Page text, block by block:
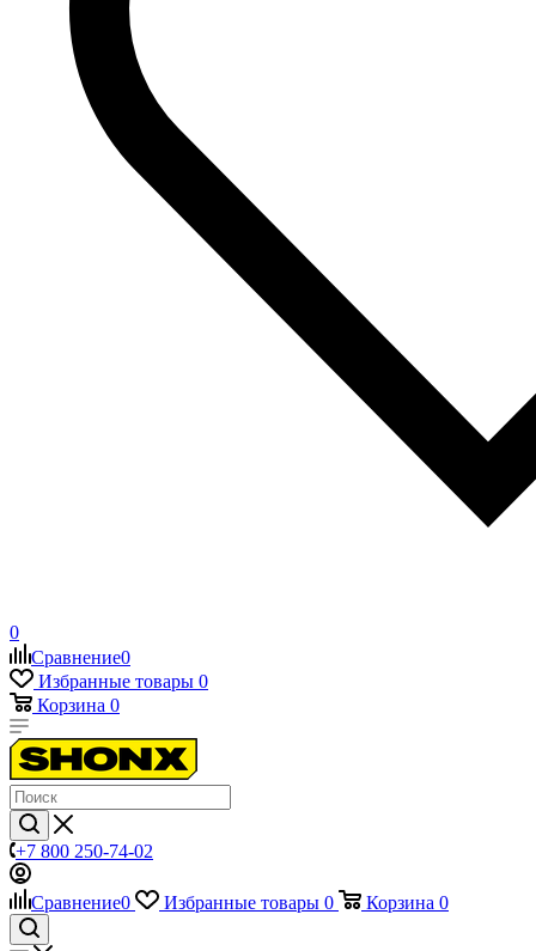
0
Сравнение0
Избранные товары 0
Корзина 0
+7 800 250-74-02
Сравнение0 Избранные товары 0 Корзина 0